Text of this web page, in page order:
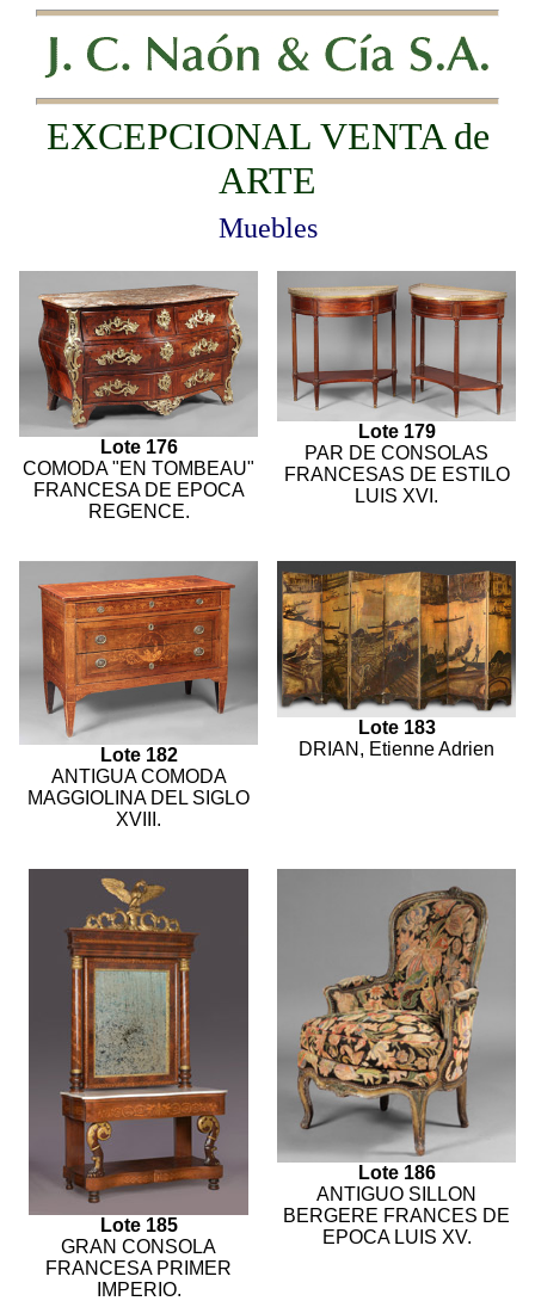
EXCEPCIONAL VENTA de
ARTE
Muebles
Lote 176
COMODA "EN TOMBEAU"
FRANCESA DE EPOCA
REGENCE.
Lote 179
PAR DE CONSOLAS
FRANCESAS DE ESTILO
LUIS XVI.
Lote 182
ANTIGUA COMODA
MAGGIOLINA DEL SIGLO
XVIII.
Lote 183
DRIAN, Etienne Adrien
Lote 185
GRAN CONSOLA
FRANCESA PRIMER
IMPERIO.
Lote 186
ANTIGUO SILLON
BERGERE FRANCES DE
EPOCA LUIS XV.